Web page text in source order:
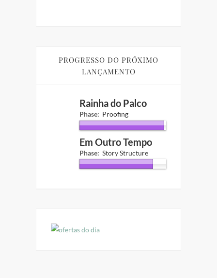
PROGRESSO DO PRÓXIMO
LANÇAMENTO
Rainha do Palco
Phase: Proofing
Em Outro Tempo
Phase: Story Structure